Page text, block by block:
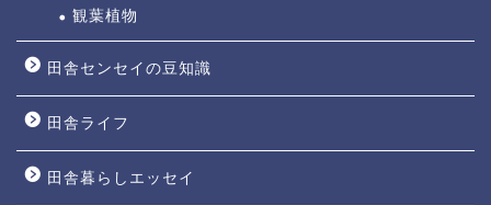
観葉植物
田舎センセイの豆知識
田舎ライフ
田舎暮らしエッセイ